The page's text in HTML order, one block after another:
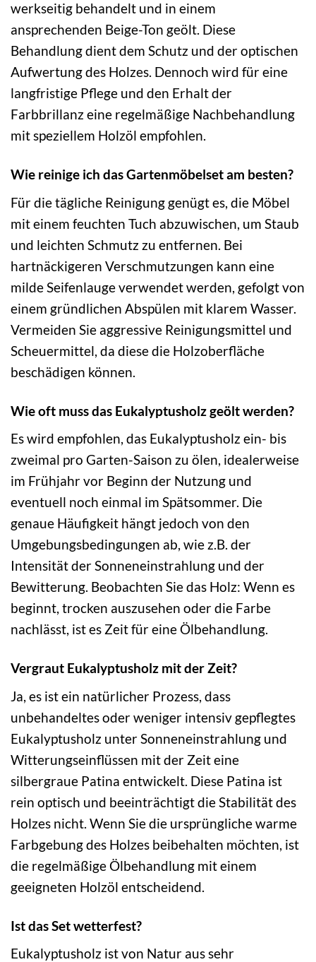
werkseitig behandelt und in einem
ansprechenden Beige-Ton geölt. Diese
Behandlung dient dem Schutz und der optischen
Aufwertung des Holzes. Dennoch wird für eine
langfristige Pflege und den Erhalt der
Farbbrillanz eine regelmäßige Nachbehandlung
mit speziellem Holzöl empfohlen.
Wie reinige ich das Gartenmöbelset am besten?
Für die tägliche Reinigung genügt es, die Möbel
mit einem feuchten Tuch abzuwischen, um Staub
und leichten Schmutz zu entfernen. Bei
hartnäckigeren Verschmutzungen kann eine
milde Seifenlauge verwendet werden, gefolgt von
einem gründlichen Abspülen mit klarem Wasser.
Vermeiden Sie aggressive Reinigungsmittel und
Scheuermittel, da diese die Holzoberfläche
beschädigen können.
Wie oft muss das Eukalyptusholz geölt werden?
Es wird empfohlen, das Eukalyptusholz ein- bis
zweimal pro Garten-Saison zu ölen, idealerweise
im Frühjahr vor Beginn der Nutzung und
eventuell noch einmal im Spätsommer. Die
genaue Häufigkeit hängt jedoch von den
Umgebungsbedingungen ab, wie z.B. der
Intensität der Sonneneinstrahlung und der
Bewitterung. Beobachten Sie das Holz: Wenn es
beginnt, trocken auszusehen oder die Farbe
nachlässt, ist es Zeit für eine Ölbehandlung.
Vergraut Eukalyptusholz mit der Zeit?
Ja, es ist ein natürlicher Prozess, dass
unbehandeltes oder weniger intensiv gepflegtes
Eukalyptusholz unter Sonneneinstrahlung und
Witterungseinflüssen mit der Zeit eine
silbergraue Patina entwickelt. Diese Patina ist
rein optisch und beeinträchtigt die Stabilität des
Holzes nicht. Wenn Sie die ursprüngliche warme
Farbgebung des Holzes beibehalten möchten, ist
die regelmäßige Ölbehandlung mit einem
geeigneten Holzöl entscheidend.
Ist das Set wetterfest?
Eukalyptusholz ist von Natur aus sehr